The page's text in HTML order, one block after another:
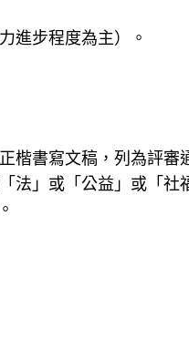
進步程度為主）。
楷書寫文稿，列為評審
法」或「公益」或「